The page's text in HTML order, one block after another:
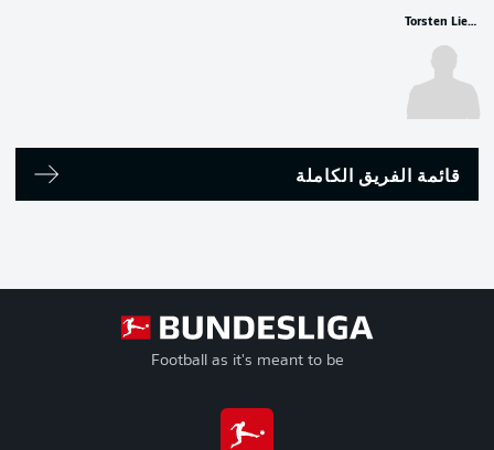
Torsten Lieberknecht
قائمة الفريق الكاملة
Football as it's meant to be